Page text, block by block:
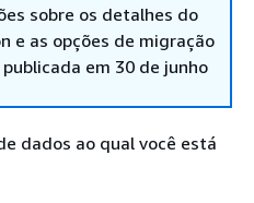
sobre os detalhes do
e as opções de migração
publicada em 30 de junho
dados ao qual você está